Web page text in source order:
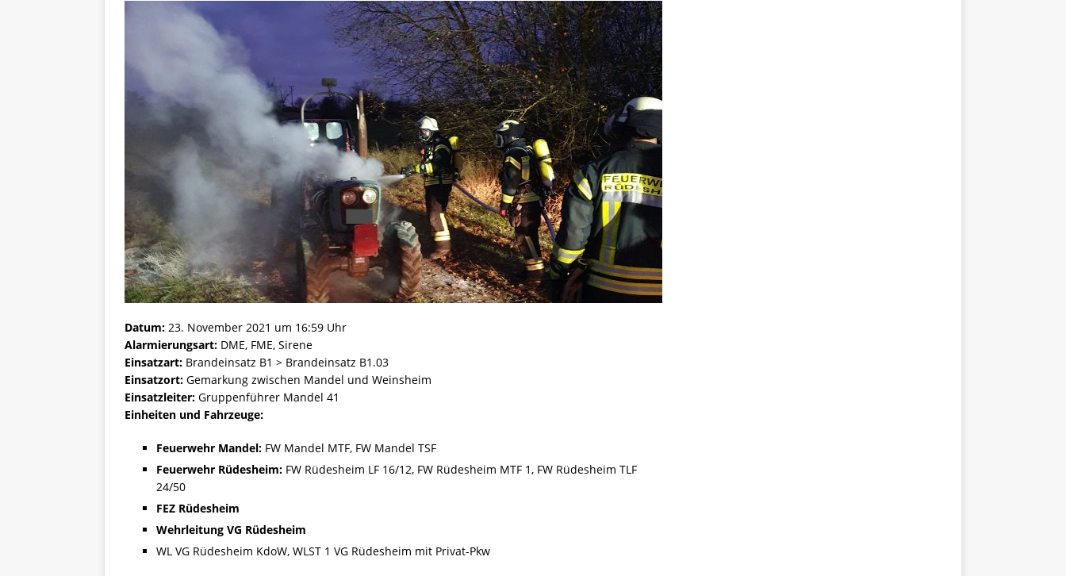
Datum: 23. November 2021 um 16:59 Uhr
Alarmierungsart: DME, FME, Sirene
Einsatzart: Brandeinsatz B1 > Brandeinsatz B1.03
Einsatzort: Gemarkung zwischen Mandel und Weinsheim
Einsatzleiter: Gruppenführer Mandel 41
Einheiten und Fahrzeuge:
Feuerwehr Mandel: FW Mandel MTF, FW Mandel TSF
Feuerwehr Rüdesheim: FW Rüdesheim LF 16/12, FW Rüdesheim MTF 1, FW Rüdesheim TLF
24/50
FEZ Rüdesheim
Wehrleitung VG Rüdesheim
WL VG Rüdesheim KdoW, WLST 1 VG Rüdesheim mit Privat-Pkw